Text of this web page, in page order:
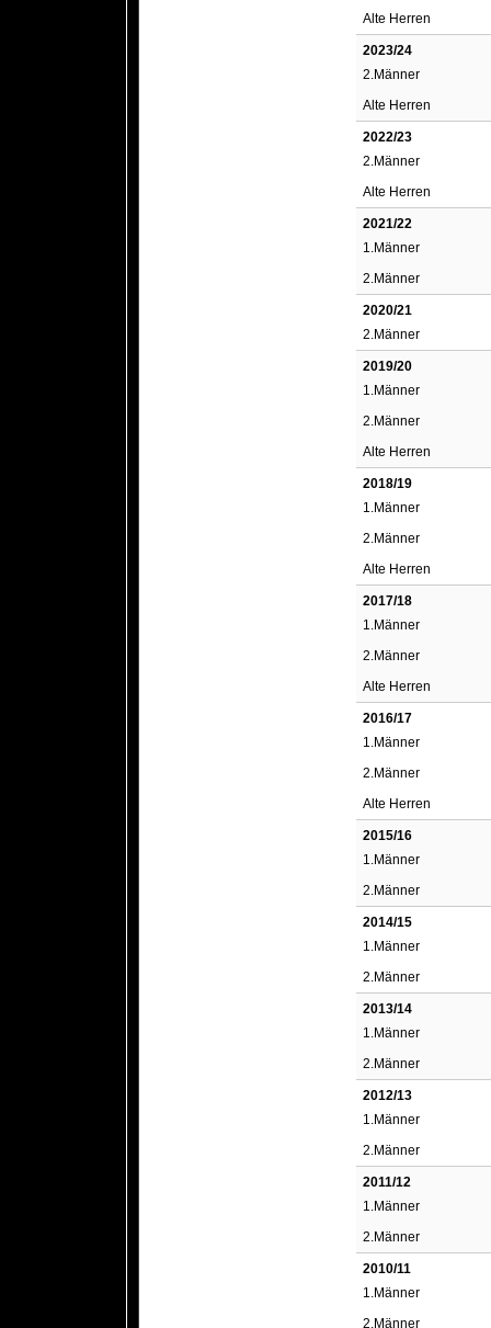
Alte Herren
2023/24
2.Männer
Alte Herren
2022/23
2.Männer
Alte Herren
2021/22
1.Männer
2.Männer
2020/21
2.Männer
2019/20
1.Männer
2.Männer
Alte Herren
2018/19
1.Männer
2.Männer
Alte Herren
2017/18
1.Männer
2.Männer
Alte Herren
2016/17
1.Männer
2.Männer
Alte Herren
2015/16
1.Männer
2.Männer
2014/15
1.Männer
2.Männer
2013/14
1.Männer
2.Männer
2012/13
1.Männer
2.Männer
2011/12
1.Männer
2.Männer
2010/11
1.Männer
2.Männer